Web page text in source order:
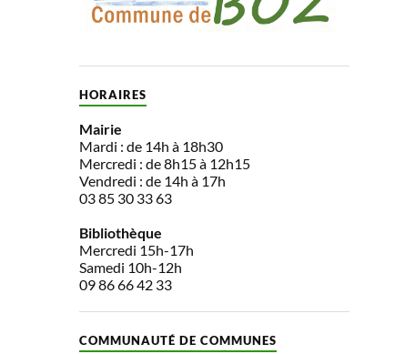
HORAIRES
Mairie
Mardi : de 14h à 18h30
Mercredi : de 8h15 à 12h15
Vendredi : de 14h à 17h
03 85 30 33 63
Bibliothèque
Mercredi 15h-17h
Samedi 10h-12h
09 86 66 42 33
COMMUNAUTÉ DE COMMUNES